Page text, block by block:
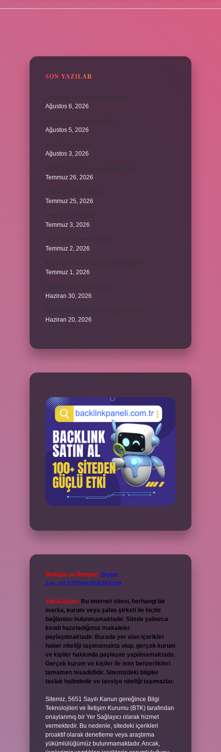
SON YAZILAR
Dünyada kaç cesit baharat var ?
Ağustos 6, 2026
Ağustos 5, 2026
Ağustos 3, 2026
Temmuz 26, 2026
Temmuz 25, 2026
Temmuz 3, 2026
Temmuz 2, 2026
Temmuz 1, 2026
Haziran 30, 2026
Haziran 20, 2026
Reklam ve İletişim: Skype:
live:.cid.575569c608265c69
Yasal Uyarı: Bu internet sitesi, herhangi bir
marka, kurum veya şahıs şirketi ile hiçbir
bağlantısı bulunmamaktadır. Sitede yalnızca
kendi hazırladığımız makaleler
paylaşılmaktadır. Burada yer alan içerikler
haber niteliği taşımamakta olup, gerçek kurum
ve kişiler hakkında paylaşım yapılmamaktadır.
Gerçek kurum ve kişiler ile isim benzerlikleri
tamamen tesadüfidir. Sitemizdeki bilgiler
taslak halindedir ve tavsiye niteliği taşımazlar.
Sitemiz, 5651 Sayılı Kanun gereğince Bilgi
Teknolojileri ve İletişim Kurumu (BTK) tarafından
onaylanmış bir Yer Sağlayıcı olarak hizmet
vermektedir. Bu nedenle, sitedeki içerikleri
proaktif olarak denetleme veya araştırma
yükümlülüğümüz bulunmamaktadır. Ancak,